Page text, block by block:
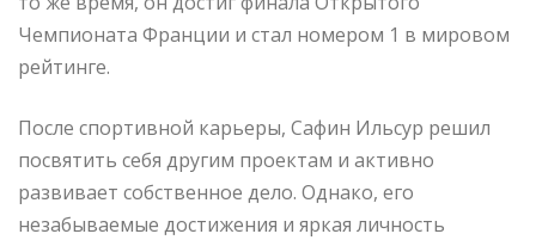
Чемпионата Франции и стал номером 1 в мировом
рейтинге.
После спортивной карьеры, Сафин Ильсур решил
посвятить себя другим проектам и активно
развивает собственное дело. Однако, его
незабываемые достижения и яркая личность